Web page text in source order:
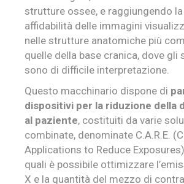
strutture ossee, e raggiungendo
affidabilità delle immagini
nelle strutture anatomiche più
quelle della base cranica, dove gli
sono di difficile interpretazione.
Questo macchinario dispone di
dispositivi per la riduzione della
al paziente, costituiti da varie
combinate, denominate C.A.R.E.
Applications to Reduce
quali è possibile ottimizzare
X e la quantità del mezzo di